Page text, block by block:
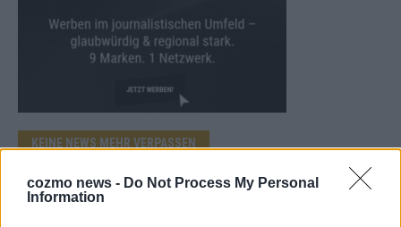
cozmo news - Do Not Process My Personal
Information
KEINE NEWS MEHR VERPASSEN